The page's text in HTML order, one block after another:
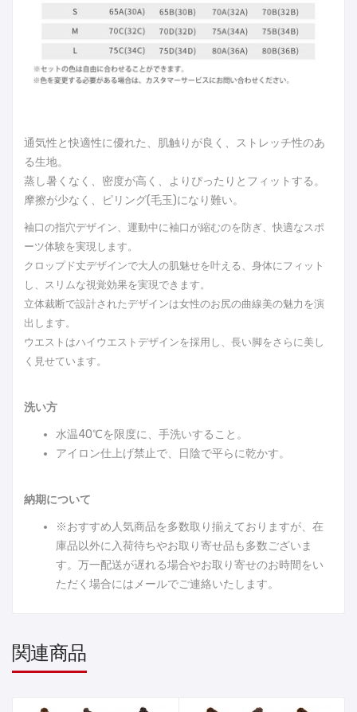
通気性と快適性に優れた、肌触りが良く、ストレッチ性のあ
る生地。
蒸し暑くなく、密度が高く、よりぴったりとフィットする。
摩擦が少なく、ピリング(毛玉)になり難い。
袖口の指穴デザイン、運動中に袖口が縮むのを防ぎ、快適なスポ
ーツ体験を実現します。
クロップド丈デザインで大人の肌魅せを叶える、身体にフィット
し、スリムな視覚効果を実現できます。
立体裁断で設計されたデザインは女性のお尻の曲線美の魅力を演
出します。
ウエストはハイウエストデザインを採用し、長い脚をさらに美し
く見せています。
洗い方
水温40℃を限度に、手洗いすること。
アイロン仕上げ禁止で、日陰で平らに乾かす。
納期について
※おすすめ人気商品を多数取り揃えておりますが、在
庫品以外に入荷待ちやお取り寄せ品も多数ございま
す。万一配送が遅れる場合やお取り寄せのお時間をい
ただく場合にはメールでご連絡いたします。
関連商品